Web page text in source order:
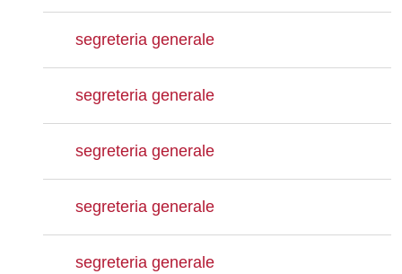
segreteria generale
segreteria generale
segreteria generale
segreteria generale
segreteria generale